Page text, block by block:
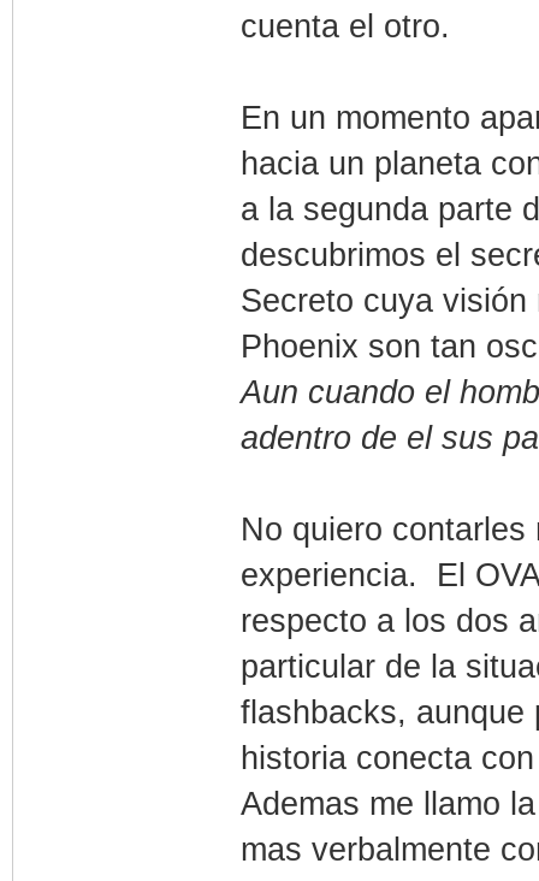
cuenta el otro.
En un momento
hacia un planeta
a la segunda parte
descubrimos el
Secreto cuya
Phoenix son tan
Aun cuando el
adentro de el sus
No quiero
experiencia. El
respecto a los dos
particular de la
flashbacks, aunque
historia conecta
Ademas me llamo
mas verbalmente